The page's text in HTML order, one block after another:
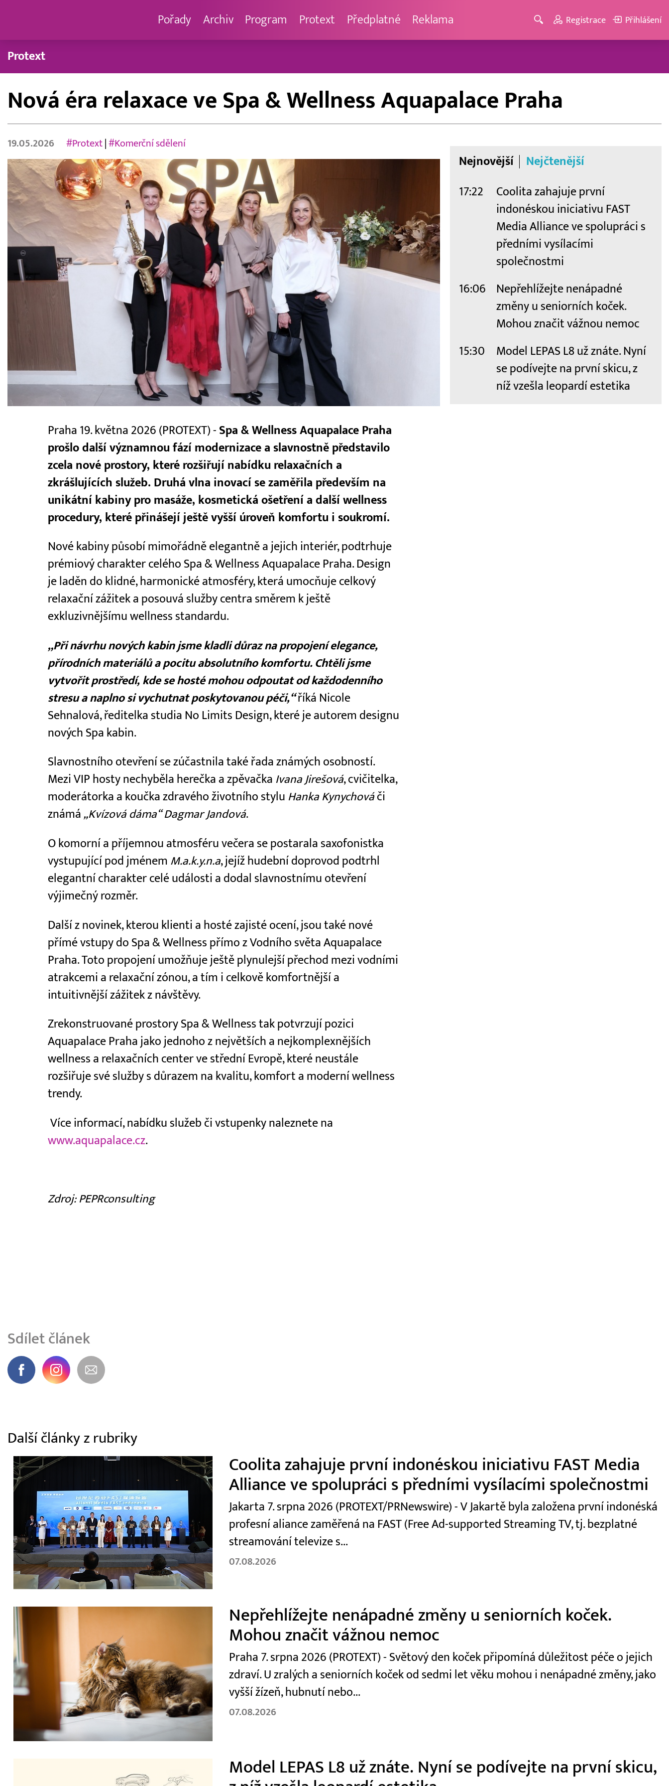
Pořady Archiv Program Protext Předplatné Reklama Registrace Přihlášení
Protext
Nová éra relaxace ve Spa & Wellness Aquapalace Praha
19.05.2026 #Protext| #Komerční sdělení
Praha 19. května 2026 (PROTEXT) - Spa & Wellness Aquapalace Praha
prošlo další významnou fází modernizace a slavnostně představilo
zcela nové prostory, které rozšiřují nabídku relaxačních a
zkrášlujících služeb. Druhá vlna inovací se zaměřila především na
unikátní kabiny pro masáže, kosmetická ošetření a další wellness
procedury, které přinášejí ještě vyšší úroveň komfortu i soukromí.
Nové kabiny působí mimořádně elegantně a jejich interiér, podtrhuje
prémiový charakter celého Spa & Wellness Aquapalace Praha. Design
je laděn do klidné, harmonické atmosféry, která umocňuje celkový
relaxační zážitek a posouvá služby centra směrem k ještě
exkluzivnějšímu wellness standardu.
„Při návrhu nových kabin jsme kladli důraz na propojení elegance,
přírodních materiálů a pocitu absolutního komfortu. Chtěli jsme
vytvořit prostředí, kde se hosté mohou odpoutat od každodenního
stresu a naplno si vychutnat poskytovanou péči,“říká Nicole
Sehnalová, ředitelka studia No Limits Design, které je autorem designu
nových Spa kabin.
Slavnostního otevření se zúčastnila také řada známých osobností.
Mezi VIP hosty nechyběla herečka a zpěvačka Ivana Jirešová, cvičitelka,
moderátorka a koučka zdravého životního stylu Hanka Kynychováči
známá „Kvízová dáma“ Dagmar Jandová.
O komorní a příjemnou atmosféru večera se postarala saxofonistka
vystupující pod jménem M.a.k.y.n.a, jejíž hudební doprovod podtrhl
elegantní charakter celé události a dodal slavnostnímu otevření
výjimečný rozměr.
Další z novinek, kterou klienti a hosté zajisté ocení, jsou také nové
přímé vstupy do Spa & Wellness přímo z Vodního světa Aquapalace
Praha. Toto propojení umožňuje ještě plynulejší přechod mezi vodními
atrakcemi a relaxační zónou, a tím i celkově komfortnější a
intuitivnější zážitek z návštěvy.
Zrekonstruované prostory Spa & Wellness tak potvrzují pozici
Aquapalace Praha jako jednoho z největších a nejkomplexnějších
wellness a relaxačních center ve střední Evropě, které neustále
rozšiřuje své služby s důrazem na kvalitu, komfort a moderní wellness
trendy.
Více informací, nabídku služeb či vstupenky naleznete na
www.aquapalace.cz.
Zdroj: PEPRconsulting
Sdílet článek
Nejnovější Nejčtenější
17:22
Coolita zahajuje první
indonéskou iniciativu FAST
Media Alliance ve spolupráci s
předními vysílacími
společnostmi
16:06
Nepřehlížejte nenápadné
změny u seniorních koček.
Mohou značit vážnou nemoc
15:30
Model LEPAS L8 už znáte. Nyní
se podívejte na první skicu, z
níž vzešla leopardí estetika
Další články z rubriky
Coolita zahajuje první indonéskou iniciativu FAST Media
Alliance ve spolupráci s předními vysílacími společnostmi
Jakarta 7. srpna 2026 (PROTEXT/PRNewswire) - V Jakartě byla založena první indonéská
profesní aliance zaměřená na FAST (Free Ad-supported Streaming TV, tj. bezplatné
streamování televize s...
07.08.2026
Nepřehlížejte nenápadné změny u seniorních koček.
Mohou značit vážnou nemoc
Praha 7. srpna 2026 (PROTEXT) - Světový den koček připomíná důležitost péče o jejich
zdraví. U zralých a seniorních koček od sedmi let věku mohou i nenápadné změny, jako
vyšší žízeň, hubnutí nebo...
07.08.2026
Model LEPAS L8 už znáte. Nyní se podívejte na první skicu,